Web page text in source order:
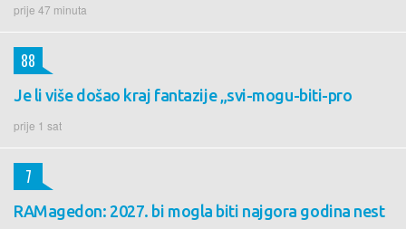
prije 47 minuta
Je li više došao kraj fantazije „svi-mogu-biti-pro
prije 1 sat
88
RAMagedon: 2027. bi mogla biti najgora godina nest
7